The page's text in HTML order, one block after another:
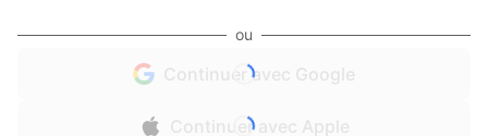
ou
Continuer avec Google
Continuer avec Apple